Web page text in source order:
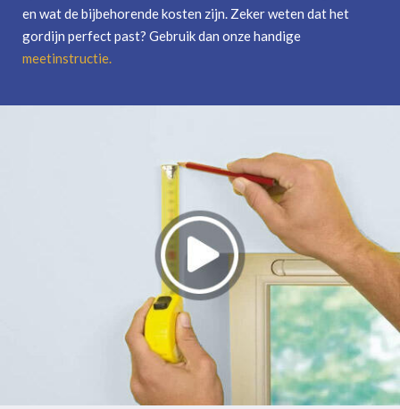
en wat de bijbehorende kosten zijn. Zeker weten dat het
gordijn perfect past? Gebruik dan onze handige
meetinstructie.